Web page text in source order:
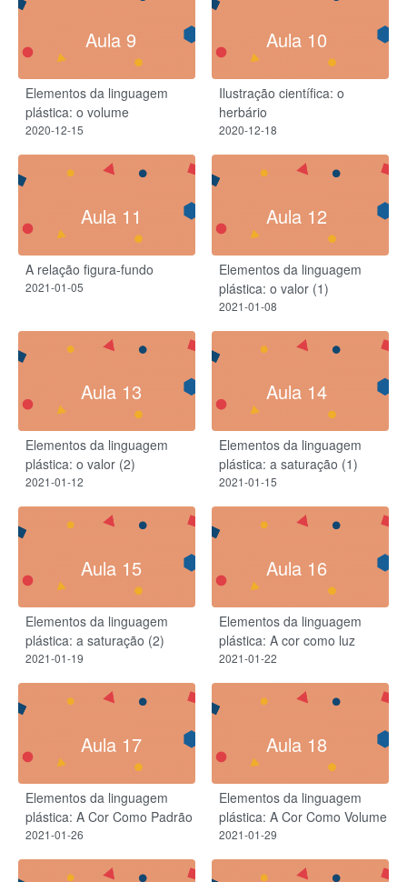
Aula 9
Elementos da linguagem
plástica: o volume
2020-12-15
Aula 10
Ilustração científica: o
herbário
2020-12-18
Aula 11
A relação figura-fundo
2021-01-05
Aula 12
Elementos da linguagem
plástica: o valor (1)
2021-01-08
Aula 13
Elementos da linguagem
plástica: o valor (2)
2021-01-12
Aula 14
Elementos da linguagem
plástica: a saturação (1)
2021-01-15
Aula 15
Elementos da linguagem
plástica: a saturação (2)
2021-01-19
Aula 16
Elementos da linguagem
plástica: A cor como luz
2021-01-22
Aula 17
Elementos da linguagem
plástica: A Cor Como Padrão
2021-01-26
Aula 18
Elementos da linguagem
plástica: A Cor Como Volume
2021-01-29